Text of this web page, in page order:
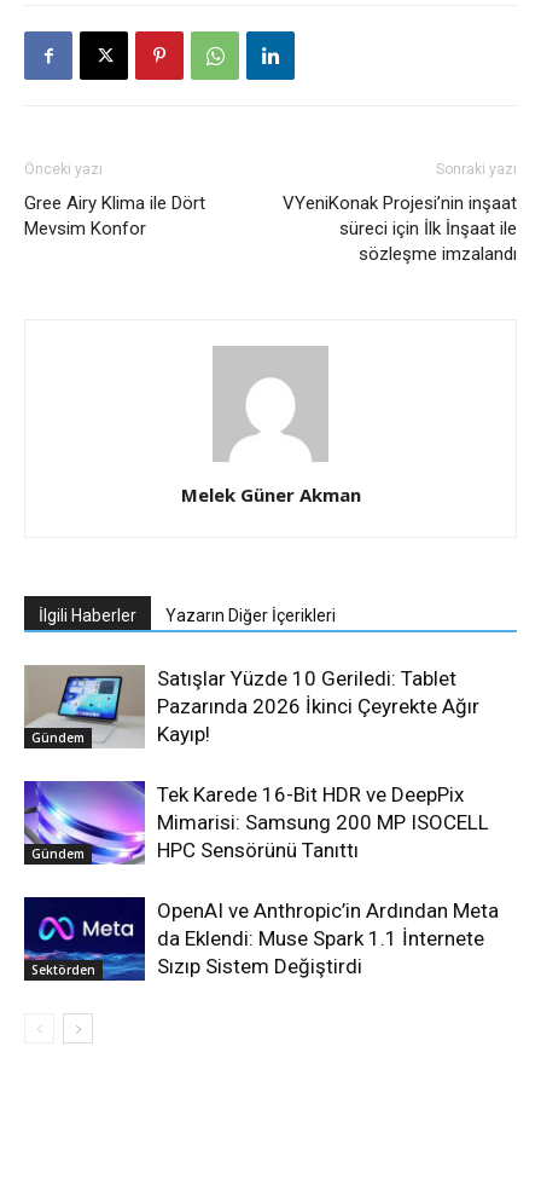
Önceki yazı
Gree Airy Klima ile Dört
Mevsim Konfor
Sonraki yazı
VYeniKonak Projesi’nin inşaat
süreci için İlk İnşaat ile
sözleşme imzalandı
Melek Güner Akman
İlgili Haberler Yazarın Diğer İçerikleri
Gündem
Satışlar Yüzde 10 Geriledi: Tablet
Pazarında 2026 İkinci Çeyrekte Ağır
Kayıp!
Gündem
Tek Karede 16-Bit HDR ve DeepPix
Mimarisi: Samsung 200 MP ISOCELL
HPC Sensörünü Tanıttı
Sektörden
OpenAI ve Anthropic’in Ardından Meta
da Eklendi: Muse Spark 1.1 İnternete
Sızıp Sistem Değiştirdi